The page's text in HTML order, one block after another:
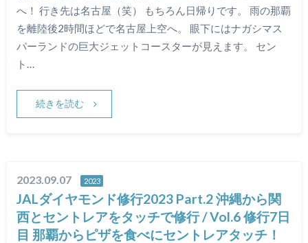
へ！ 行き先は名古屋（笑） もちろん日帰りです。 雨の那覇
を離陸後2時間ほどで名古屋上空へ。 眼下にはナガシマス
パーランドの巨大ジェットコースターが見えます。 セン
ト…
続きを読む
2023.09.07 2023
JALダイヤモンド修行2023 Part.2 沖縄から関
西とセントレアをタッチで修行 / Vol.6 修行7日
目 那覇からピザを食べにセントレアタッチ！